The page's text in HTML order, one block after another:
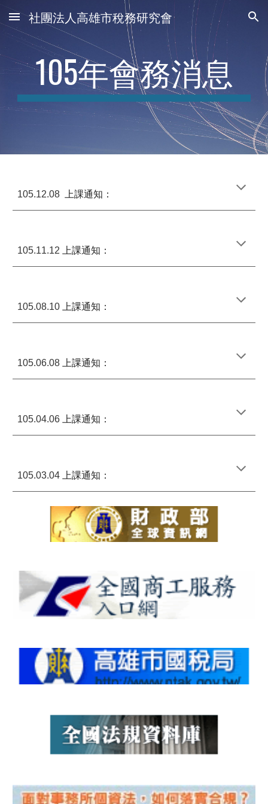
Skip to main content Skip to navigation
社團法人高雄市稅務研究會
105年會務消息
105.12.08 上課通知：
105.11.12 上課通知：
105.08.10 上課通知：
105.06.08 上課通知：
105.04.06 上課通知：
105.03.04 上課通知：